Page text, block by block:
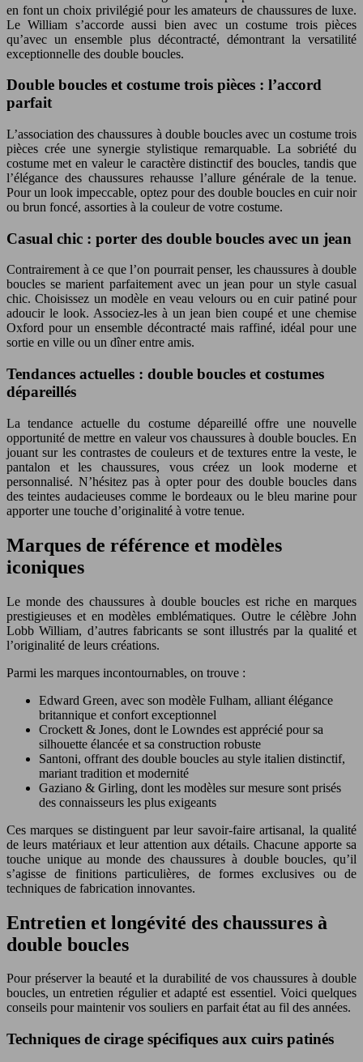
en font un choix privilégié pour les amateurs de chaussures de luxe.
Le William s’accorde aussi bien avec un costume trois pièces
qu’avec un ensemble plus décontracté, démontrant la versatilité
exceptionnelle des double boucles.
Double boucles et costume trois pièces : l’accord
parfait
L’association des chaussures à double boucles avec un costume trois
pièces crée une synergie stylistique remarquable. La sobriété du
costume met en valeur le caractère distinctif des boucles, tandis que
l’élégance des chaussures rehausse l’allure générale de la tenue.
Pour un look impeccable, optez pour des double boucles en cuir noir
ou brun foncé, assorties à la couleur de votre costume.
Casual chic : porter des double boucles avec un jean
Contrairement à ce que l’on pourrait penser, les chaussures à double
boucles se marient parfaitement avec un jean pour un style casual
chic. Choisissez un modèle en veau velours ou en cuir patiné pour
adoucir le look. Associez-les à un jean bien coupé et une chemise
Oxford pour un ensemble décontracté mais raffiné, idéal pour une
sortie en ville ou un dîner entre amis.
Tendances actuelles : double boucles et costumes
dépareillés
La tendance actuelle du costume dépareillé offre une nouvelle
opportunité de mettre en valeur vos chaussures à double boucles. En
jouant sur les contrastes de couleurs et de textures entre la veste, le
pantalon et les chaussures, vous créez un look moderne et
personnalisé. N’hésitez pas à opter pour des double boucles dans
des teintes audacieuses comme le bordeaux ou le bleu marine pour
apporter une touche d’originalité à votre tenue.
Marques de référence et modèles
iconiques
Le monde des chaussures à double boucles est riche en marques
prestigieuses et en modèles emblématiques. Outre le célèbre John
Lobb William, d’autres fabricants se sont illustrés par la qualité et
l’originalité de leurs créations.
Parmi les marques incontournables, on trouve :
Edward Green, avec son modèle Fulham, alliant élégance
britannique et confort exceptionnel
Crockett & Jones, dont le Lowndes est apprécié pour sa
silhouette élancée et sa construction robuste
Santoni, offrant des double boucles au style italien distinctif,
mariant tradition et modernité
Gaziano & Girling, dont les modèles sur mesure sont prisés
des connaisseurs les plus exigeants
Ces marques se distinguent par leur savoir-faire artisanal, la qualité
de leurs matériaux et leur attention aux détails. Chacune apporte sa
touche unique au monde des chaussures à double boucles, qu’il
s’agisse de finitions particulières, de formes exclusives ou de
techniques de fabrication innovantes.
Entretien et longévité des chaussures à
double boucles
Pour préserver la beauté et la durabilité de vos chaussures à double
boucles, un entretien régulier et adapté est essentiel. Voici quelques
conseils pour maintenir vos souliers en parfait état au fil des années.
Techniques de cirage spécifiques aux cuirs patinés